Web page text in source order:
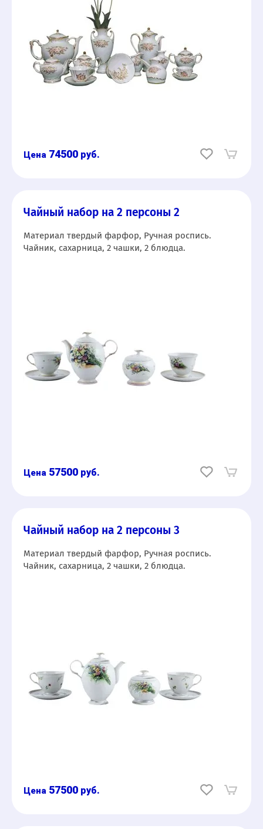
74500 руб.
Чайный набор на 2 персоны 2
Материал твердый фарфор, Ручная роспись.
Чайник, сахарница, 2 чашки, 2 блюдца.
57500 руб.
Чайный набор на 2 персоны 3
Материал твердый фарфор, Ручная роспись.
Чайник, сахарница, 2 чашки, 2 блюдца.
57500 руб.